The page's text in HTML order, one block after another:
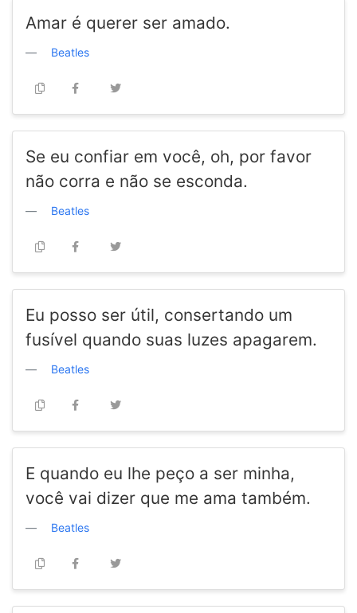
Amar é querer ser amado.
Beatles
Se eu confiar em você, oh, por favor
não corra e não se esconda.
Beatles
Eu posso ser útil, consertando um
fusível quando suas luzes apagarem.
Beatles
E quando eu lhe peço a ser minha,
você vai dizer que me ama também.
Beatles